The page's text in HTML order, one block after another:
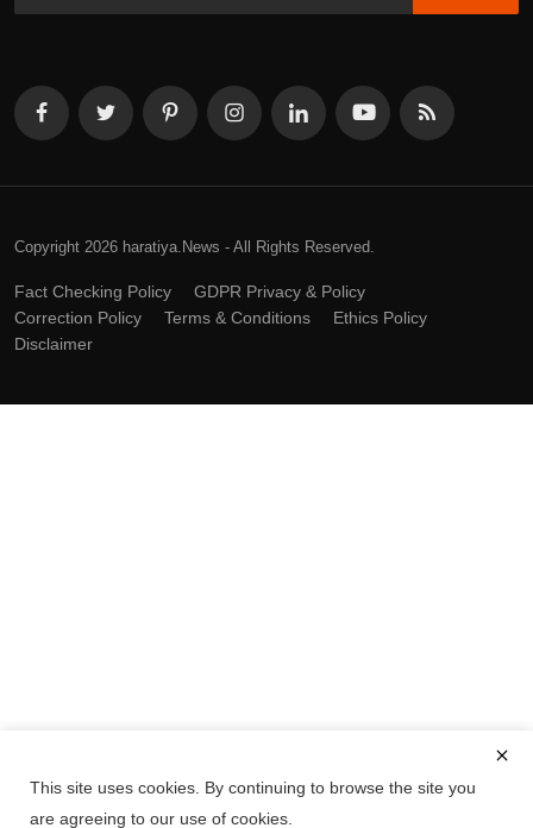
Copyright 2026 haratiya.News - All Rights Reserved.
Fact Checking Policy
GDPR Privacy & Policy
Correction Policy
Terms & Conditions
Ethics Policy
Disclaimer
This site uses cookies. By continuing to browse the site you
are agreeing to our use of cookies.